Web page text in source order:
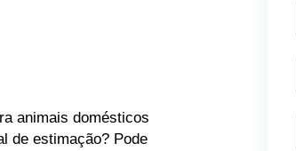
animais domésticos
de estimação? Pode